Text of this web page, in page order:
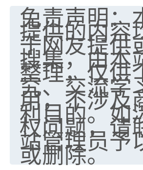
免责声明：
提供的内容
于网友提供
搜集，由本
整理，仅供
究、交流学
用，不涉及
利目的。如
权问题，请
站管理员予
或删除。